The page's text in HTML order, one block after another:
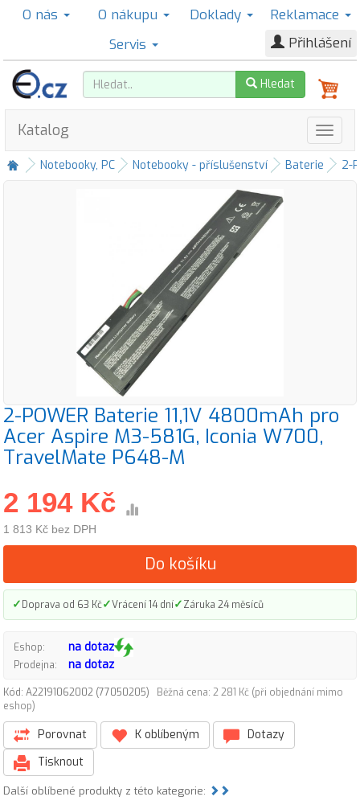
O nás O nákupu Doklady
Reklamace
Servis
Přihlášení
Hledat
Katalog
Notebooky, PC Notebooky - příslušenství Baterie 2-
2-POWER Baterie 11,1V 4800mAh pro
Acer Aspire M3-581G, Iconia W700,
TravelMate P648-M
2 194 Kč
1 813 Kč bez DPH
Do košíku
✓Doprava od 63 Kč✓Vrácení 14 dní✓Záruka 24 měsíců
Eshop: na dotaz
Prodejna: na dotaz
Kód: A22191062002 (77050205)
Běžná cena: 2 281 Kč (při objednání mimo
eshop)
Porovnat K oblíbeným
Dotazy
Tisknout
Další oblíbené produkty z této kategorie: